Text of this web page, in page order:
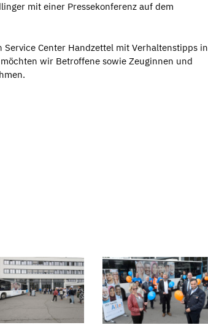
mit einer Pressekonferenz auf dem
Center Handzettel mit Verhaltenstipps in
wir Betroffene sowie Zeuginnen und